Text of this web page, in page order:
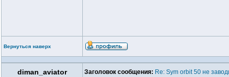
Вернуться наверх
diman_aviator Заголовок сообщения: Re: Sym orbit 50 не